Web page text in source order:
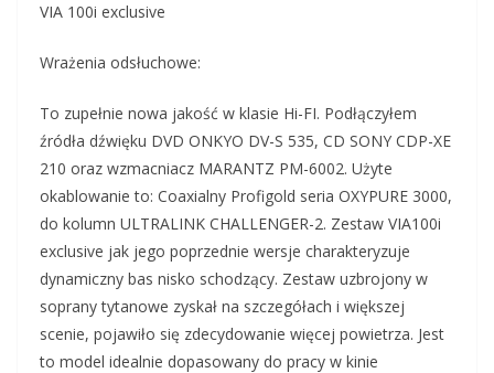
VIA 100i exclusive
Wrażenia odsłuchowe:
To zupełnie nowa jakość w klasie Hi-FI. Podłączyłem
źródła dźwięku DVD ONKYO DV-S 535, CD SONY CDP-XE
210 oraz wzmacniacz MARANTZ PM-6002. Użyte
okablowanie to: Coaxialny Profigold seria OXYPURE 3000,
do kolumn ULTRALINK CHALLENGER-2. Zestaw VIA100i
exclusive jak jego poprzednie wersje charakteryzuje
dynamiczny bas nisko schodzący. Zestaw uzbrojony w
soprany tytanowe zyskał na szczegółach i większej
scenie, pojawiło się zdecydowanie więcej powietrza. Jest
to model idealnie dopasowany do pracy w kinie